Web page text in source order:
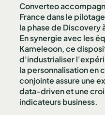
Converteo
France dans le
la phase de Discovery
En synergie avec les
Kameleoon, ce
d'industrialiser
la personnalisation en
conjointe assure une
data-driven et une
indicateurs business.